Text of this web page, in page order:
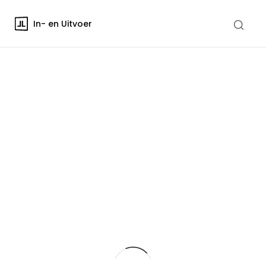
In- en Uitvoer